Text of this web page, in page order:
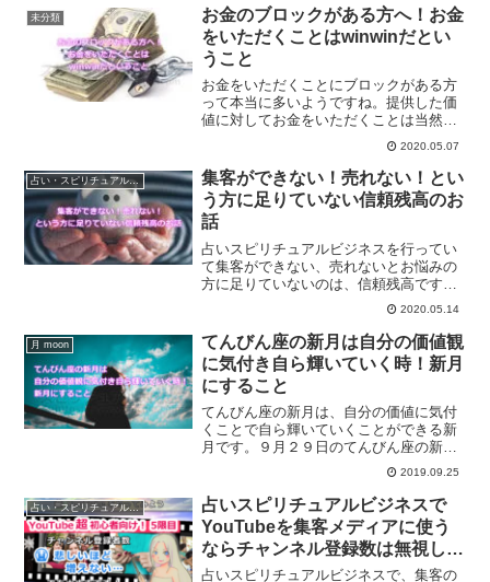
未分類
お金のブロックがある方へ！お金
をいただくことはwinwinだとい
うこと
お金をいただくことにブロックがある方
って本当に多いようですね。提供した価
値に対してお金をいただくことは当然の
ことです。お金をいただくことはwinwin
だということについてご紹介していきま
す。
2020.05.07
占い・スピリチュアルビジネス
集客ができない！売れない！とい
う方に足りていない信頼残高のお
話
占いスピリチュアルビジネスを行ってい
て集客ができない、売れないとお悩みの
方に足りていないのは、信頼残高です。
信頼残高を上げていくことであなたの商
品は売れるようになっていくというお話
をしていきます。
2020.05.14
月 moon
てんびん座の新月は自分の価値観
に気付き自ら輝いていく時！新月
にすること
てんびん座の新月は、自分の価値に気付
くことで自ら輝いていくことができる新
月です。９月２９日のてんびん座の新月
は金星が主役です。金星を上手に使いて
んびん座のパワーを得ることでハッピー
になれる新月にする事について解説しま
す。
2019.09.25
占い・スピリチュアルビジネス
占いスピリチュアルビジネスで
YouTubeを集客メディアに使う
ならチャンネル登録数は無視しよ
う！
占いスピリチュアルビジネスで、集客の